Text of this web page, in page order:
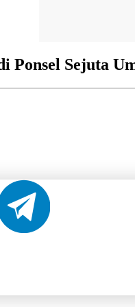
Ponsel Sejuta